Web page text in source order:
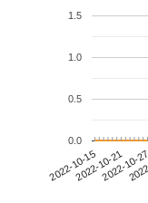
2022-10-152022-10-21
2022-10-
0.0
0.5
1.0
1.5